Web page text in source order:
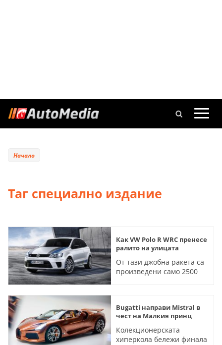
Начало
Таг специално издание
Как VW Polo R WRC пренесе
ралито на улицата
От тази джобна ракета са
произведени само 2500
Bugatti направи Mistral в
чест на Малкия принц
Колекционерската
хиперкола бележи финала